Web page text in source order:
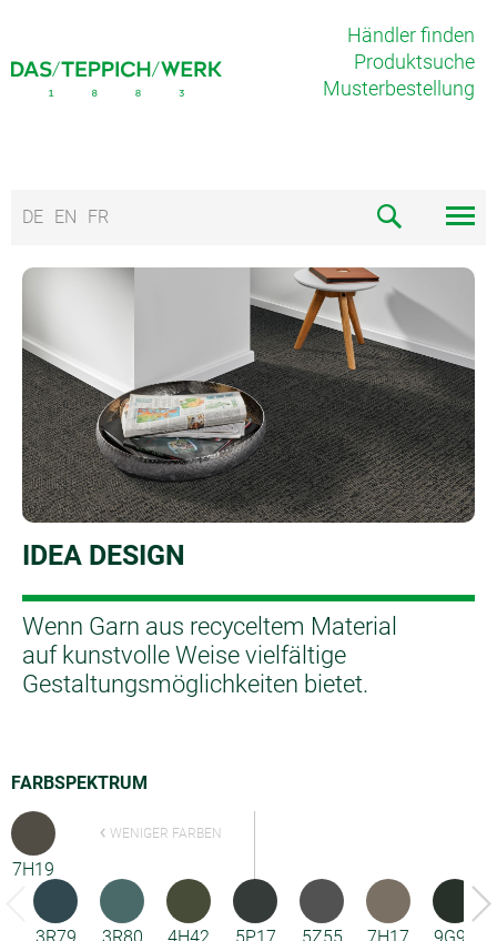
Händler finden
Produktsuche
Musterbestellung
DE EN FR
IDEA DESIGN
Wenn Garn aus recyceltem Material
auf kunstvolle Weise vielfältige
Gestaltungsmöglichkeiten bietet.
FARBSPEKTRUM
7H19
WENIGER FARBEN